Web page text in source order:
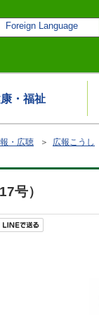
Foreign Language
・福祉
・広聴 ＞ 広報こうし
号）